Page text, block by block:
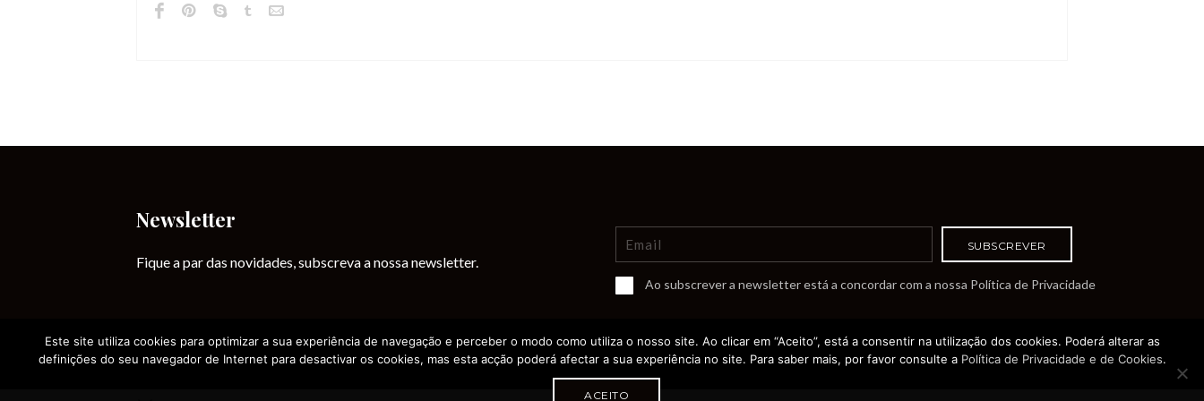
Newsletter
Fique a par das novidades, subscreva a nossa newsletter.
Ao subscrever a newsletter está a concordar com a nossa Política de Privacidade
Este site utiliza cookies para optimizar a sua experiência de navegação e perceber o modo como utiliza o nosso site. Ao clicar em “Aceito”, está a consentir na utilização dos cookies. Poderá alterar as
definições do seu navegador de Internet para desactivar os cookies, mas esta acção poderá afectar a sua experiência no site. Para saber mais, por favor consulte a Política de Privacidade e de Cookies.
ACEITO